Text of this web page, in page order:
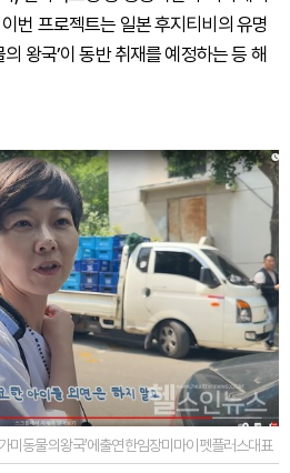
번 프로젝트는 일본 후지티비의 유명
왕국’이 동반 취재를 예정하는 등 해
미동물의왕국’에출연한임장미마이펫플러스대표